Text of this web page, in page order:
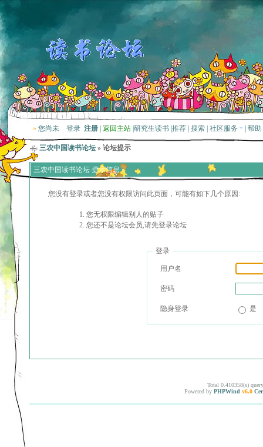
» 您尚未 登录 注册 返回主站 研究生读书 推荐 搜索 社区服务 帮助
三农中国读书论坛 » 论坛提示
三农中国读书论坛 提示信息
您没有登录或者您没有权限访问此页面，可能有如下几个原因:
您无权限编辑别人的贴子
您还不是论坛会员,请先登录论坛
登录
用户名
密码
隐身登录 是
Total 0.410358(s)
Powered by PHPWind v6.0